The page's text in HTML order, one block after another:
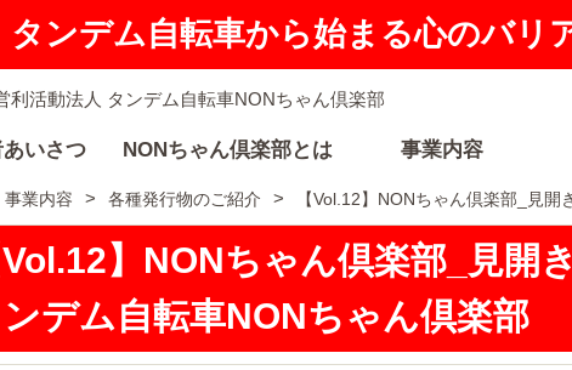
タンデム自転車から始まる心のバリ
いさつ NONちゃん倶楽部とは 事業内容
事業内容 各種発行物のご紹介 【Vol.12】NONちゃん倶楽部_見
Vol.12】NONちゃん倶楽部_見開
デム自転車NONちゃん倶楽部